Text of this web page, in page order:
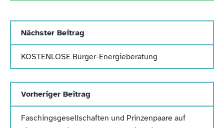
Nächster Beitrag
KOSTENLOSE Bürger-Energieberatung
Vorheriger Beitrag
Faschingsgesellschaften und Prinzenpaare auf